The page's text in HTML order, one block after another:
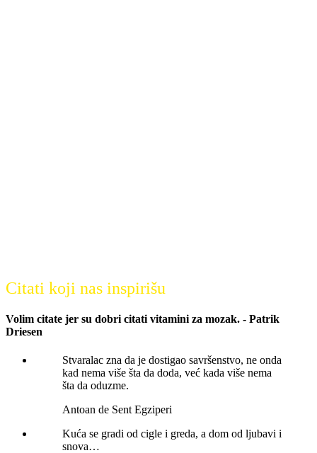
Citati koji nas inspirišu
Volim citate jer su dobri citati vitamini za mozak. - Patrik
Driesen
Stvaralac zna da je dostigao savršenstvo, ne onda
kad nema više šta da doda, već kada više nema
šta da oduzme.
Antoan de Sent Egziperi
Kuća se gradi od cigle i greda, a dom od ljubavi i
snova…